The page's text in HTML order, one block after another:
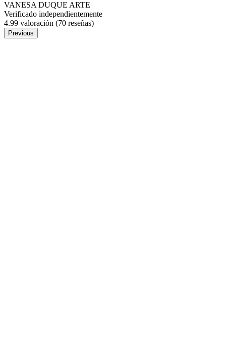
VANESA DUQUE ARTE
Verificado independientemente
4.99 valoración (70 reseñas)
Previous